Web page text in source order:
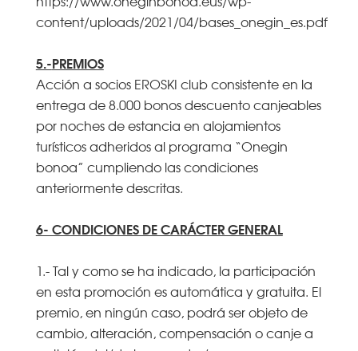
content/uploads/2021/04/bases_onegin_es.pdf
5.-PREMIOS
Acción a socios EROSKI club consistente en la
entrega de 8.000 bonos descuento canjeables
por noches de estancia en alojamientos
turísticos adheridos al programa “Onegin
bonoa” cumpliendo las condiciones
anteriormente descritas.
6- CONDICIONES DE CARÁCTER GENERAL
1.- Tal y como se ha indicado, la participación
en esta promoción es automática y gratuita. El
premio, en ningún caso, podrá ser objeto de
cambio, alteración, compensación o canje a